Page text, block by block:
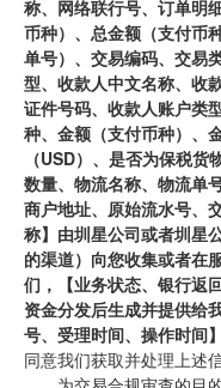
称、网络联行号、订单明
币种）、总金额（支付币
单号）、交易编码、交易
型、收款人中文名称、收
证件号码、收款人账户类
种、金额（支付币种）、
（USD）、是否为保税
数量、物流名称、物流单
商户地址、原始流水号、
称】由圳星公司或者圳星
的渠道）向您收集或者在
们，【业务状态、银行返
资金分发后生成并提供给
号、受理时间、操作时间
同意我们获取并处理上述